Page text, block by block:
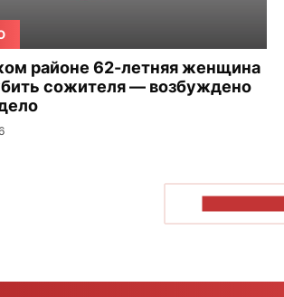
районе 62-летняя женщина
сожителя — возбуждено